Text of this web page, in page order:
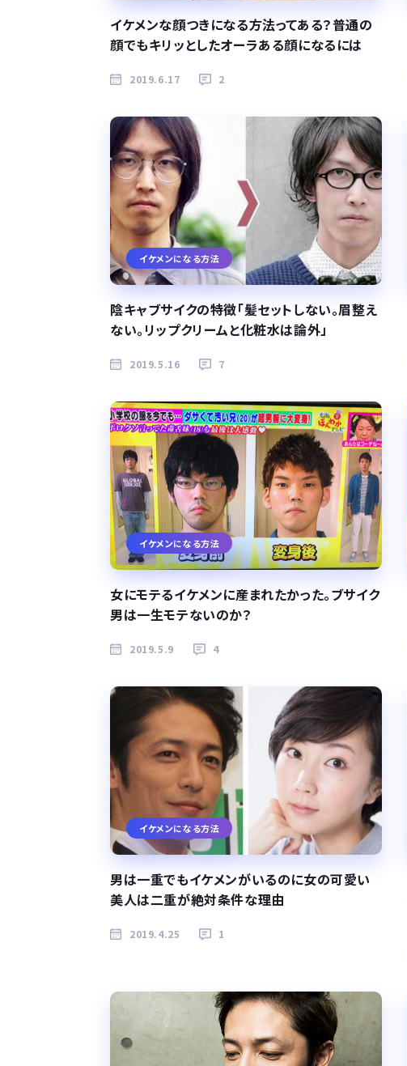
イケメンな顔つきになる方法ってある？普通の
顔でもキリッとしたオーラある顔になるには
2019.6.17 2
イケメンになる方法
陰キャブサイクの特徴「髪セットしない。眉整え
ない。リップクリームと化粧水は論外」
2019.5.16 7
イケメンになる方法
女にモテるイケメンに産まれたかった。ブサイク
男は一生モテないのか？
2019.5.9 4
イケメンになる方法
男は一重でもイケメンがいるのに女の可愛い
美人は二重が絶対条件な理由
2019.4.25 1